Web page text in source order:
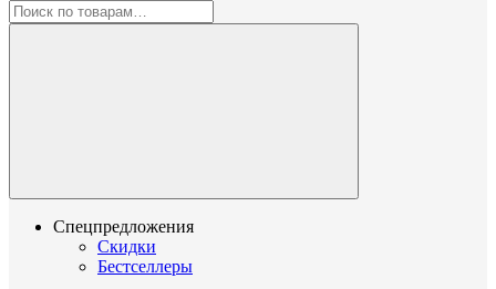
Спецпредложения
Скидки
Бестселлеры